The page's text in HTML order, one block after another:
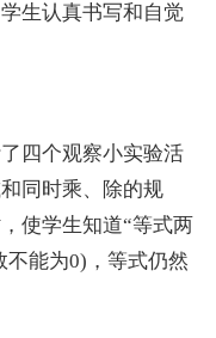
生认真书写和自觉
四个观察小实验活
同时乘、除的规
使学生知道“等式两
能为0)，等式仍然